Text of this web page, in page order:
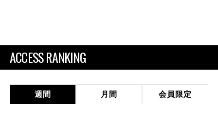
ACCESS RANKING
週間 月間 会員限定